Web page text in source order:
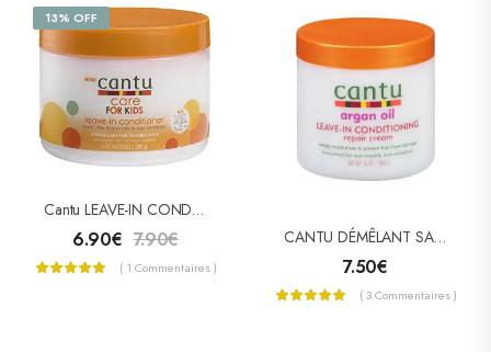
13% OFF
Cantu LEAVE-IN CONDITIONER FOR KIDS ( APRÈS-SHAMPOOING SANS RINÇAGE ENFANTS )
6.90€ 7.90€
( 1 Commentaires )
CANTU DÉMÊLANT SANS RINÇAGE ARGAN (LEAVE-IN CONDITIONING)
7.50€
( 3 Commentaires )